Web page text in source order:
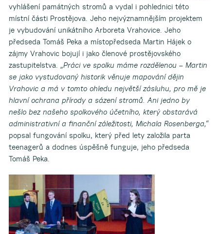
vyhlášení památných stromů a vydal i pohlednici této
místní části Prostějova. Jeho nejvýznamnějším projektem
je vybudování unikátního Arboreta Vrahovice. Jeho
předseda Tomáš Peka a místopředseda Martin Hájek o
zájmy Vrahovic bojují i jako členové prostějovského
zastupitelstva. „Práci ve spolku máme rozdělenou – Martin
se jako vystudovaný historik věnuje mapování dějin
Vrahovic a má v tomto ohledu největší zásluhu, pro mě je
hlavní ochrana přírody a sázení stromů. Ani jedno by
nešlo bez našeho spolkového účetního, který obstarává
administrativní a finanční záležitosti, Michala Rosenberga,“
popsal fungování spolku, který před lety založila parta
teenagerů a dodnes úspěšně funguje, jeho předseda
Tomáš Peka.